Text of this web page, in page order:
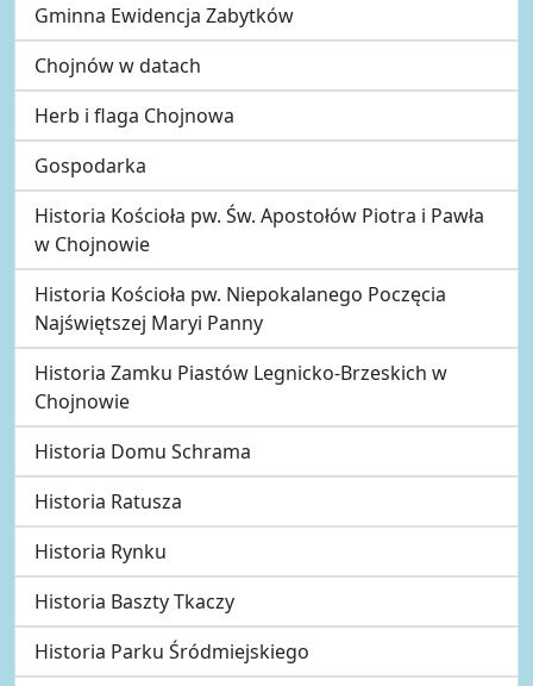
Gminna Ewidencja Zabytków
Chojnów w datach
Herb i flaga Chojnowa
Gospodarka
Historia Kościoła pw. Św. Apostołów Piotra i Pawła
w Chojnowie
Historia Kościoła pw. Niepokalanego Poczęcia
Najświętszej Maryi Panny
Historia Zamku Piastów Legnicko-Brzeskich w
Chojnowie
Historia Domu Schrama
Historia Ratusza
Historia Rynku
Historia Baszty Tkaczy
Historia Parku Śródmiejskiego